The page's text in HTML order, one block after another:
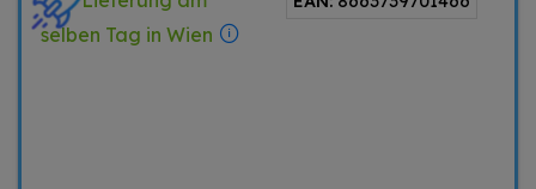
selben Tag in Wien